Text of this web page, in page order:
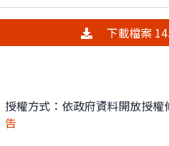
下載檔案
授權方式：依政府資料開放授
告